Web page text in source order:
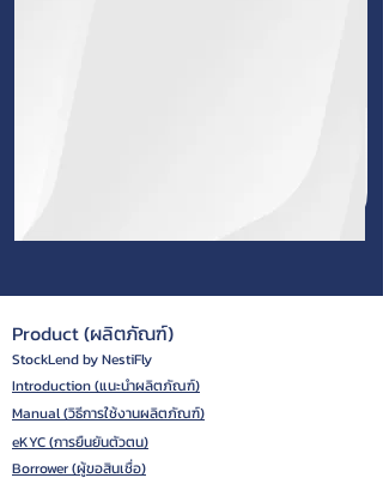
Product (ผลิตภัณฑ์)
StockLend by NestiFly
Introduction (แนะนำผลิตภัณฑ์)
Manual (วิธีการใช้งานผลิตภัณฑ์)
eKYC (การยืนยันตัวตน)
Borrower (ผู้ขอสินเชื่อ)